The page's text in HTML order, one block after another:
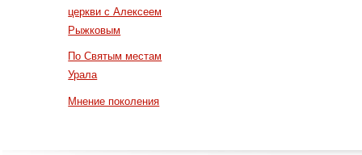
церкви с Алексеем
Рыжковым
По Святым местам
Урала
Мнение поколения